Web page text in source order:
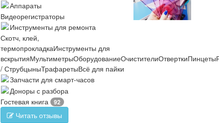
Аппараты
Видеорегистраторы
Инструменты для ремонта
Скотч, клей,
термопрокладкаИнструменты для
вскрытияМультиметрыОборудованиеОчистителиОтверткиПинцеты
/ СтрубцыныТрафаретыВсё для пайки
Запчасти для смарт-часов
Доноры с разбора
Гостевая книга
92
Читать отзывы